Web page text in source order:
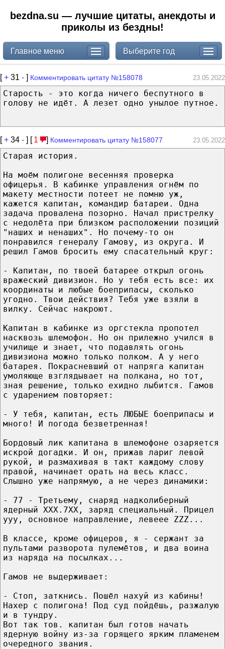
bezdna.su — лучшие цитаты, анекдоты и
приколы из бездны!
Главное меню Выберите год
[+ 31 - ] Комментировать цитату №158078 23.05.2022
Старость - это когда ничего беспутного в
голову не идёт. А лезет одно унылое путное.
[+ 34 - ] [ 1 ] Комментировать цитату №158077 23.05.2022
Старая история.
На моём полигоне весенняя проверка
офицерья. В кабинке управления огнём по
макету местности потеет не помню уж,
кажется капитан, командир батареи. Одна
задача провалена позорно. Начал пристрелку
с недолёта при близком расположении позиций
"наших и ненаших". Но почему-то он
понравился генералу Гамову, из округа. И
решил Гамов бросить ему спасательный круг:
- Капитан, по твоей батарее открыл огонь
вражеский дивизион. Но у тебя есть все: их
координаты и любые боеприпасы, сколько
угодно. Твои действия? Тебя уже взяли в
вилку. Сейчас накроют.
Капитан в кабинке из оргстекла пропотел
насквозь шлемофон. Но он прилежно учился в
училище и знает, что подавлять огонь
дивизиона можно только полком. А у него
батарея. Покрасневший от напряга капитан
умоляюще взглядывает на полкана, но тот,
зная решение, только ехидно лыбится. Гамов
с ударением повторяет:
- У тебя, капитан, есть ЛЮБЫЕ боеприпасы и
много! И погода безветренная!
Бордовый лик капитана в шлемофоне озаряется
искрой догадки. И он, прижав лариг левой
рукой, и размахивая в такт каждому слову
правой, начинает орать на весь класс.
Слышно уже напрямую, а не через динамики:
- 77 - Третьему, снаряд надколиберный
ядерный ХХХ.7ХХ, заряд специальный. Прицел
yyy, основное направление, левеее ZZZ...
В классе, кроме офицеров, я - сержант за
пультами разворота пулемётов, и два воина
из наряда на посылках...
Гамов не выдерживает:
- Стоп, заткнись. Пошёл нахуй из кабины!
Нахер с полигона! Под суд пойдёшь, разжалую
и в тундру.
Вот так тов. капитан был готов начать
ядерную войну из-за горящего ярким пламенем
очередного звания.